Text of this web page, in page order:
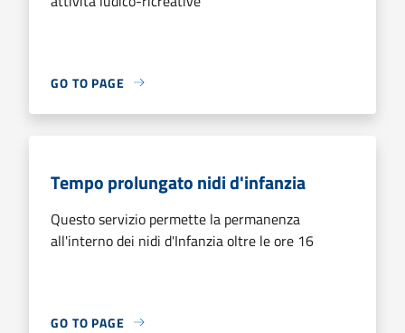
GO TO PAGE
Tempo prolungato nidi d'infanzia
Questo servizio permette la permanenza
all'interno dei nidi d'Infanzia oltre le ore 16
GO TO PAGE